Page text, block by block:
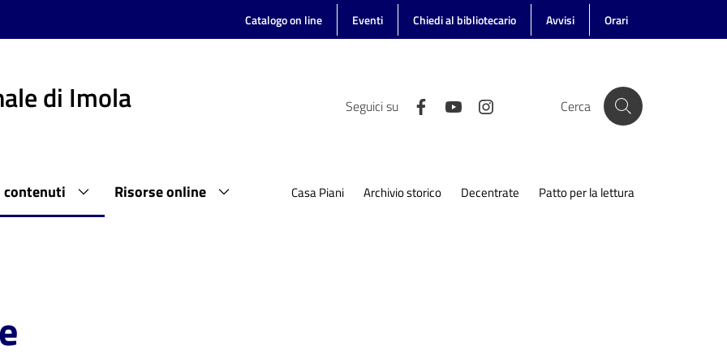
Catalogo on line Eventi Chiedi al bibliotecario Avvisi Orari
di Imola Seguici su Cerca
contenuti Risorse online Casa Piani Archivio storico Decentrate Patto per la lettura